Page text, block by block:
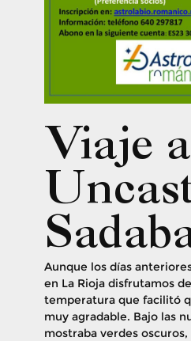
Viaje a
​Aunque los días
en La Rioja disfrutamos
temperatura que facilitó
muy agradable. Bajo las
mostraba verdes